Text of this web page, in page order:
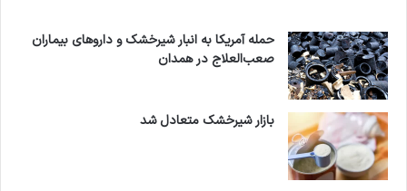
حمله آمریکا به انبار شیرخشک و داروهای بیماران
صعب‌العلاج در همدان
بازار شیرخشک متعادل شد